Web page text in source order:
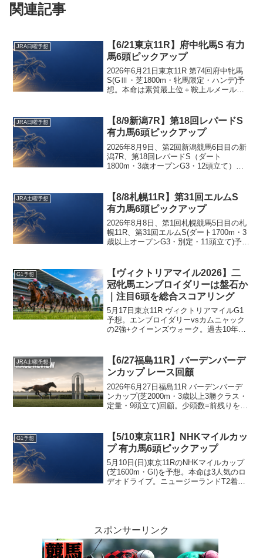
関連記事
JRA日曜予想
【6/21東京11R】府中牝馬S 有力
馬6頭ピックアップ
2026年6月21日東京11R 第74回府中牝馬
S(GⅢ・芝1800m・牝馬限定・ハンデ)予
想。本命は素質最上位＋鞍上ルメールの
6.2倍)。先行有利の東京芝1800mで好位を
取れる軸を中心に、当舞台適性とオッズ
妙味の差し馬を絡める構成で、有力6頭を
ピックアップ。
JRA日曜予想
【8/9新潟7R】第18回レパードS
有力馬6頭ピックアップ
2026年8月9日、第2回新潟競馬6日目の新
潟7R、第18回レパードS（ダート
1800m・3歳オープンG3・12頭立て）予
ルカントゥール、ドンエレクトス、パイ
ロマンサー、ショウナンバンライ、タガ
ノアバンドーネの6頭を考察する。
JRA土曜予想
【8/8札幌11R】第31回エルムS
有力馬6頭ピックアップ
2026年8月8日、第1回札幌競馬5日目の札
幌11R、第31回エルムS(ダート1700m・3
歳以上オープンG3・別定・11頭立て)予
ァーシャル、ウェイワードアクト、テー
オーパスワード、ルクソールカフェ、レ
ヴォントゥレットの6頭を考察する。
G1予想
【ヴィクトリアマイル2026】二
冠牝馬エンブロイダリーは盤石か
｜注目6頭を総合スコアリング
5月17日東京11R ヴィクトリアマイルG1
予想。エンブロイダリーvsカムニャック
の2強+クイーンズウォーク。過去10年ロ
り込んで注目6頭をピックアップ。
JRA土曜予想
【6/27福島11R】バーデンバーデ
ンカップ レース回顧
2026年6月27日福島11R バーデンバーデ
ンカップ(芝2000m・3歳以上3勝クラス・
定量・9頭立て)回顧。少頭数=前残りを本
リアイリダータ(上がり34.3)が勝ち、好位
の⑧フィオレストラーダが2着、中団の③
ハニーコムが3着の差し決着。機械スコア
は◎④→1着・〇⑧→2着とズバリだった
が、買い目で◎を機械△の⑤ホウオウス
ーペリア(7着)へ付け替え、軸集中で取り
G1予想
【5/10東京11R】NHKマイルカッ
プ 有力馬6頭ピックアップ
5月10日(日)東京11RのNHKマイルカップ
(芝1600m・GI)を予想。本命は3人気のロ
デオドライブ。ニュージーランドT2着
追い切り超抜のアスクイキゴミ。穴のフ
クチャンショウは東京4戦すべて馬券圏内
の安定感を買った妙味枠。8枠不利の懸念
スポンサーリンク